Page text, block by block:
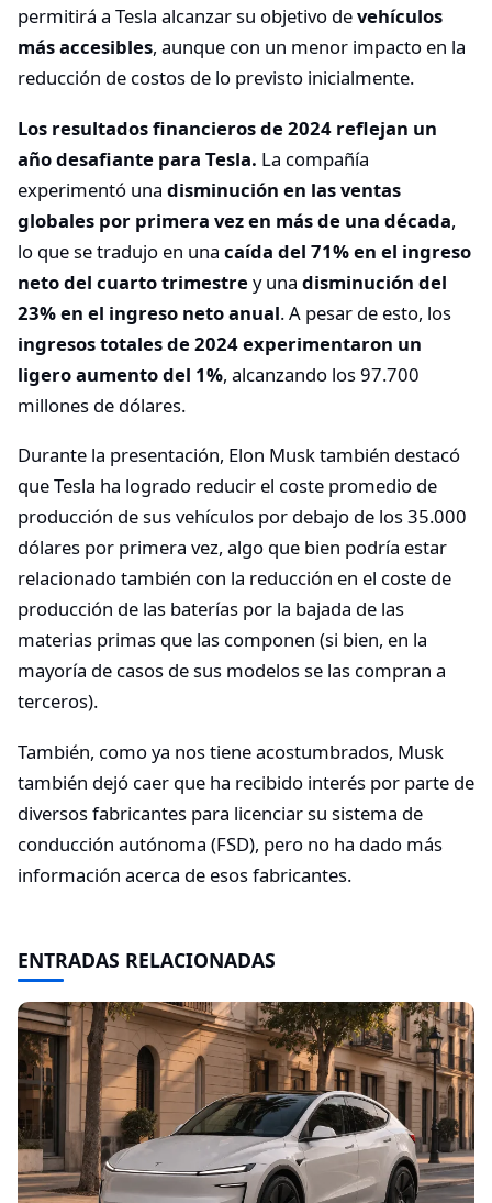
permitirá a Tesla alcanzar su objetivo devehículos
más accesibles, aunque con un menor impacto en la
reducción de costos de lo previsto inicialmente.
Los resultados financieros de 2024 reflejan un
año desafiante para Tesla. La compañía
experimentó una disminución en las ventas
globales por primera vez en más de una década,
lo que se tradujo en una caída del 71% en el ingreso
neto del cuarto trimestrey una disminución del
23% en el ingreso neto anual. A pesar de esto, los
ingresos totales de 2024 experimentaron un
ligero aumento del 1%, alcanzando los 97.700
millones de dólares.
Durante la presentación, Elon Musk también destacó
que Tesla ha logrado reducir el coste promedio de
producción de sus vehículos por debajo de los 35.000
dólares por primera vez, algo que bien podría estar
relacionado también con la reducción en el coste de
producción de las baterías por la bajada de las
materias primas que las componen (si bien, en la
mayoría de casos de sus modelos se las compran a
terceros).
También, como ya nos tiene acostumbrados, Musk
también dejó caer que ha recibido interés por parte de
diversos fabricantes para licenciar su sistema de
conducción autónoma (FSD), pero no ha dado más
información acerca de esos fabricantes.
ENTRADAS RELACIONADAS